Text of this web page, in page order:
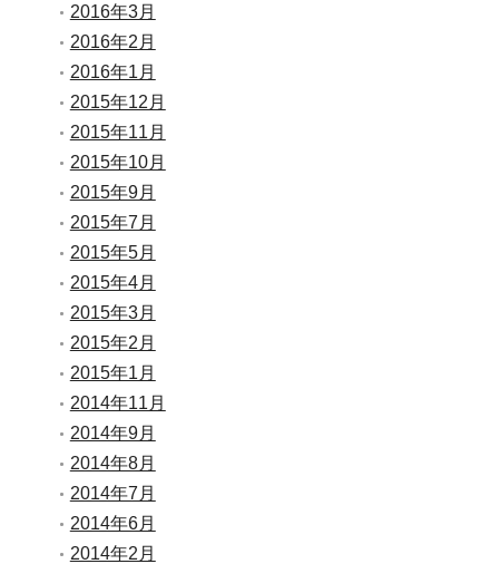
2016年3月
2016年2月
2016年1月
2015年12月
2015年11月
2015年10月
2015年9月
2015年7月
2015年5月
2015年4月
2015年3月
2015年2月
2015年1月
2014年11月
2014年9月
2014年8月
2014年7月
2014年6月
2014年2月